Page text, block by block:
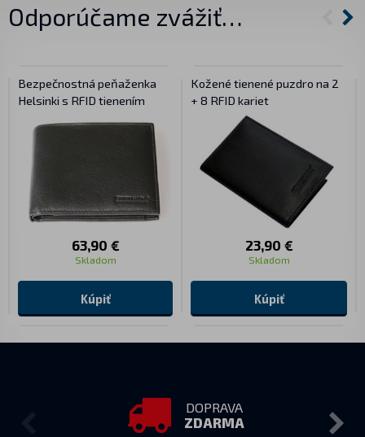
Odporúčame zvážiť…
Bezpečnostná peňaženka
Helsinki s RFID tienením
63,90 €
Skladom
Kúpiť
Kožené tienené puzdro na 2
+ 8 RFID kariet
23,90 €
Skladom
Kúpiť
DOPRAVA
ZDARMA